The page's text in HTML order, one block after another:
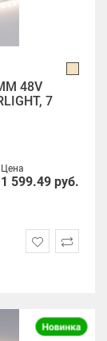
48V
7
Цена
1 599.49 руб.